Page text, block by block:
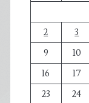
2
3
9
10
16
17
23
24